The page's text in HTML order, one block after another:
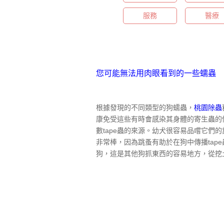
服務 醫療
您可能無法用肉眼看到的一些蠕蟲
根據發現的不同類型的狗蠕蟲， 桃園除蟲
康免受這些有時會感染其身體的寄生蟲
數tape蟲的來源。幼犬很容易品嚐它們
非常棒，因為跳蚤有助於在狗中傳播
狗，這是其他狗抓東西的容易地方，從